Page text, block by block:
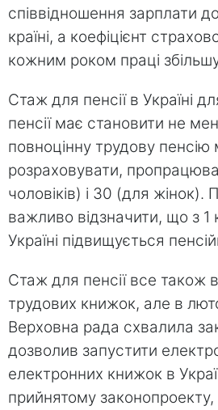
співвідношення зарплати
країні, а коефіцієнт
кожним роком праці
Стаж для пенсії в Україні
пенсії має становити не
повноцінну трудову
розраховувати,
чоловіків) і 30 (для жінок).
важливо відзначити, що з 1
Україні підвищується
Стаж для пенсії все також
трудових книжок, але в
Верховна рада схвалила
дозволив запустити
електронних книжок в
прийнятому законопроекту,